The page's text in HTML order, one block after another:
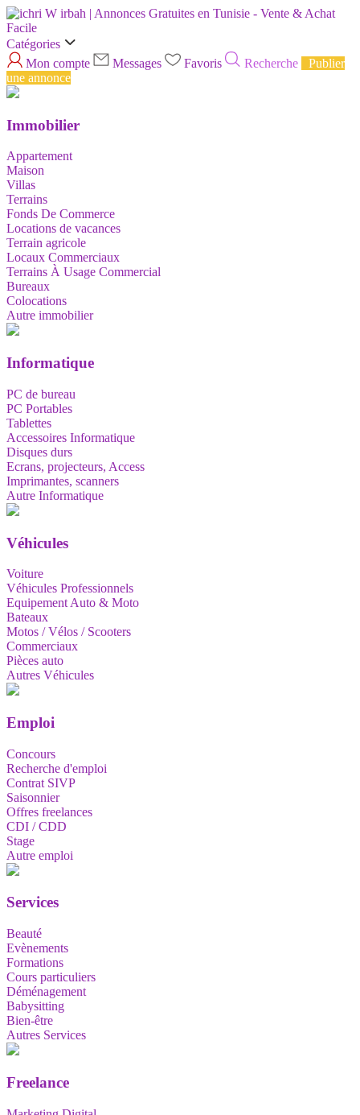
Catégories
Mon compte
Messages Favoris Recherche
Publier
une annonce
Immobilier
Appartement
Maison
Villas
Terrains
Fonds De Commerce
Locations de vacances
Terrain agricole
Locaux Commerciaux
Terrains À Usage Commercial
Bureaux
Colocations
Autre immobilier
Informatique
PC de bureau
PC Portables
Tablettes
Accessoires Informatique
Disques durs
Ecrans, projecteurs, Access
Imprimantes, scanners
Autre Informatique
Véhicules
Voiture
Véhicules Professionnels
Equipement Auto & Moto
Bateaux
Motos / Vélos / Scooters
Commerciaux
Pièces auto
Autres Véhicules
Emploi
Concours
Recherche d'emploi
Contrat SIVP
Saisonnier
Offres freelances
CDI / CDD
Stage
Autre emploi
Services
Beauté
Evènements
Formations
Cours particuliers
Déménagement
Babysitting
Bien-être
Autres Services
Freelance